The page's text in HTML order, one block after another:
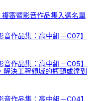
複審暨影音作品集入選名單
音作品集：高中組－C07】
音作品集：高中組－C05】
決工程領域的瓶頸或達到
音作品集：高中組－C04】